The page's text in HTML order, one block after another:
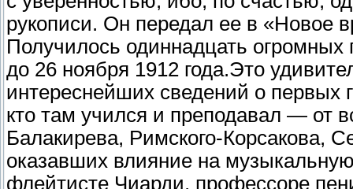
рукописи. Он передал ее в «Новое
Получилось одиннадцать
до 26 ноября 1912 года.Это
интереснейших сведений о первых
кто там учился и преподавал — от
Балакирева, Римского-Корсакова,
оказавших влияние на
флейтисте Чиарди, профессоре